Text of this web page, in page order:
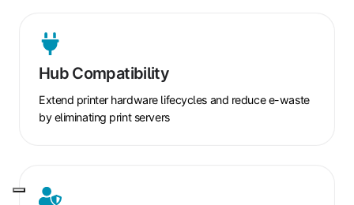
Hub Compatibility
Extend printer hardware lifecycles and reduce e-waste
by eliminating print servers
Compatibility
Controls